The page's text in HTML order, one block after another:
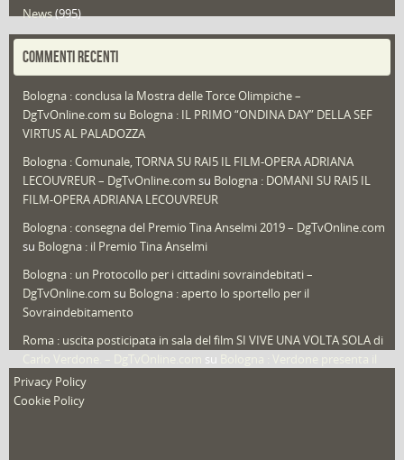
News(995)
Portfolio(1)
Redazioni(1.052)
Speciali (22)
Sport
That's Bologna Magazine(25)
Video (archivio) (263)
COMMENTI RECENTI
Bologna : conclusa la Mostra delle Torce Olimpiche –
DgTvOnline.com su Bologna : IL PRIMO “ONDINA DAY” DELLA SEF
VIRTUS AL PALADOZZA
Bologna : Comunale, TORNA SU RAI5 IL FILM-OPERA ADRIANA
LECOUVREUR – DgTvOnline.com su Bologna : DOMANI SU RAI5 IL
FILM-OPERA ADRIANA LECOUVREUR
Bologna : consegna del Premio Tina Anselmi 2019 – DgTvOnline.com
su Bologna : il Premio Tina Anselmi
Bologna : un Protocollo per i cittadini sovraindebitati –
DgTvOnline.com su Bologna : aperto lo sportello per il
Sovraindebitamento
Roma : uscita posticipata in sala del film SI VIVE UNA VOLTA SOLA di
su
nuovo film
Privacy Policy
Cookie Policy